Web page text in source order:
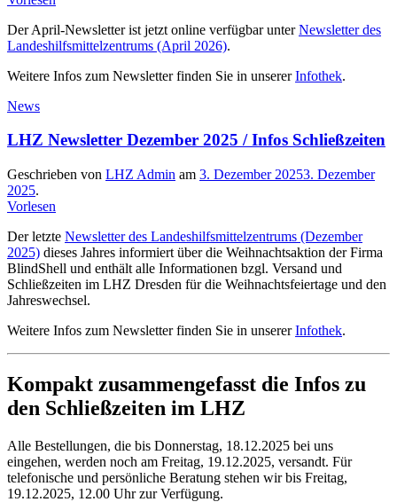
Der April-Newsletter ist jetzt online verfügbar unterNewsletter des
Landeshilfsmittelzentrums (April 2026).
Weitere Infos zum Newsletter finden Sie in unsererInfothek.
News
LHZ Newsletter Dezember 2025 / Infos Schließzeiten
Geschrieben von LHZ Admin am 3. Dezember 20253. Dezember
2025.
Vorlesen
Der letzte Newsletter des Landeshilfsmittelzentrums (Dezember
2025) dieses Jahres informiert über die Weihnachtsaktion der Firma
BlindShell und enthält alle Informationen bzgl. Versand und
Schließzeiten im LHZ Dresden für die Weihnachtsfeiertage und den
Jahreswechsel.
Weitere Infos zum Newsletter finden Sie in unsererInfothek.
Kompakt zusammengefasst die Infos zu
den Schließzeiten im LHZ
Alle Bestellungen, die bis Donnerstag, 18.12.2025 bei uns
eingehen, werden noch am Freitag, 19.12.2025, versandt. Für
telefonische und persönliche Beratung stehen wir bis Freitag,
19.12.2025, 12.00 Uhr zur Verfügung.